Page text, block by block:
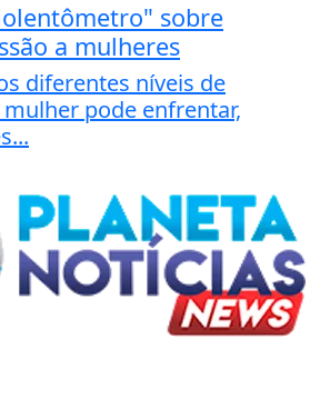
sobre
a mulheres
diferentes níveis de
pode enfrentar,